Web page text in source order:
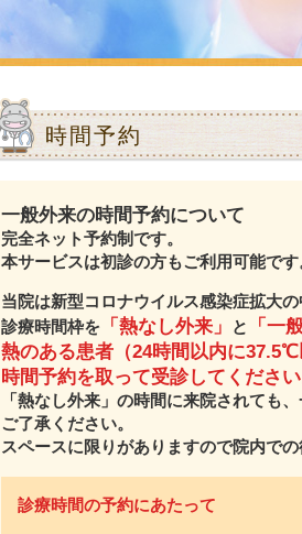
時間予約
一般外来の時間予約について
完全ネット予約制です。
本サービスは初診の方もご利用可能です
当院は新型コロナウイルス感染症拡大
診療時間枠を「熱なし外来」 と 「一
熱のある患者（24時間以内に
時間予約を取って受診してください
「熱なし外来」の時間に来院されても
ご了承ください。
スペースに限りがありますので院内での
診療時間の予約にあたって